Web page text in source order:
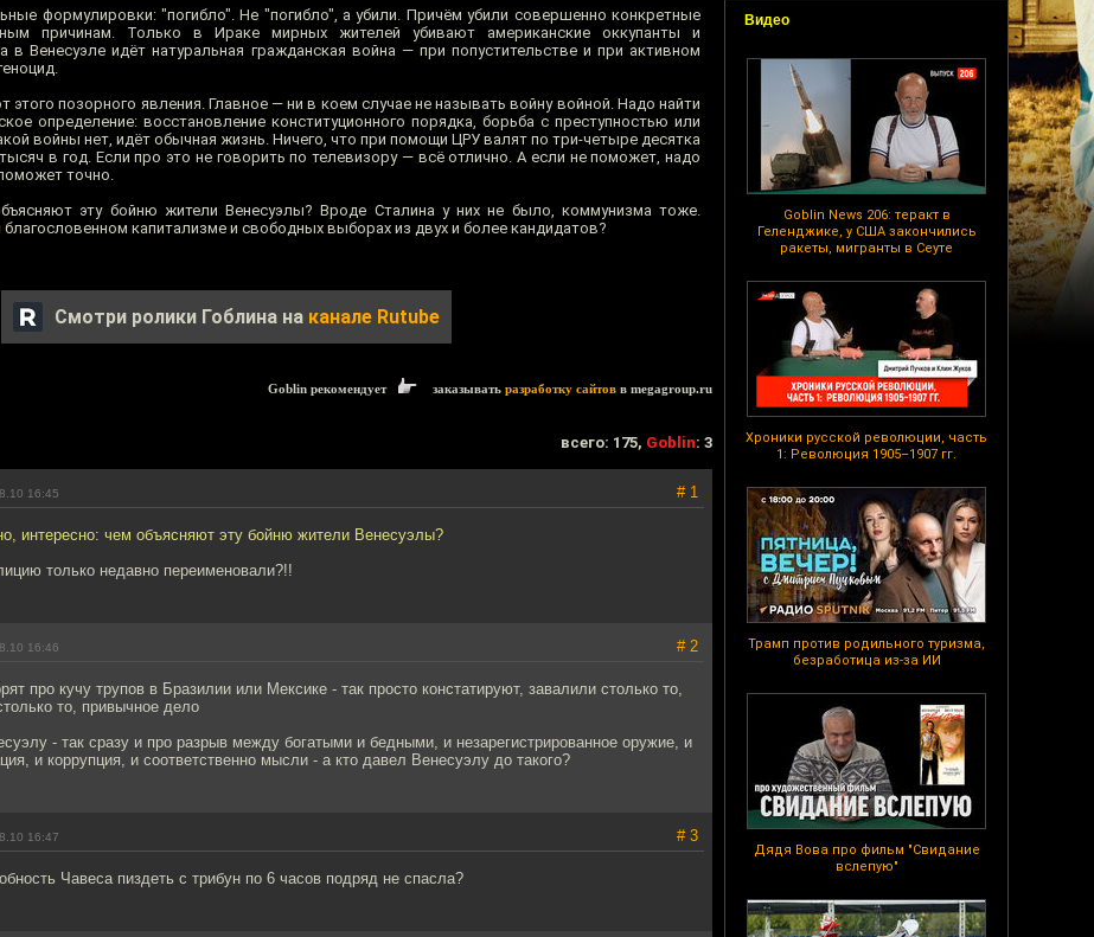
Видео
Goblin News 206: теракт в
Геленджике, у США закончились
ракеты, мигранты в Сеуте
Хроники русской революции, часть
1: Революция 1905–1907 гг.
Трамп против родильного туризма,
безработица из-за ИИ
Дядя Вова про фильм "Свидание
вслепую"
формулировки: "погибло". Не "погибло", а убили. Причём убили совершенно конкретные
причинам. Только в Ираке мирных жителей убивают американские оккупанты и
Венесуэле идёт натуральная гражданская война — при попустительстве и при активном
этого позорного явления. Главное — ни в коем случае не называть войну войной. Надо найти
определение: восстановление конституционного порядка, борьба с преступностью или
войны нет, идёт обычная жизнь. Ничего, что при помощи ЦРУ валят по три-четыре десятка
в год. Если про это не говорить по телевизору — всё отлично. А если не поможет, надо
точно.
эту бойню жители Венесуэлы? Вроде Сталина у них не было, коммунизма тоже.
капитализме и свободных выборах из двух и более кандидатов?
Смотри ролики Гоблина на канале Rutube
Goblin рекомендует заказывать разработку сайтов в megagroup.ru
всего: 175, Goblin: 3
16:45 # 1
интересно: чем объясняют эту бойню жители Венесуэлы?
только недавно переименовали?!!
16:46 # 2
про кучу трупов в Бразилии или Мексике - так просто констатируют, завалили столько то,
то, привычное дело
- так сразу и про разрыв между богатыми и бедными, и незарегистрированное оружие, и
и коррупция, и соответственно мысли - а кто давел Венесуэлу до такого?
16:47 # 3
Чавеса пиздеть с трибун по 6 часов подряд не спасла?